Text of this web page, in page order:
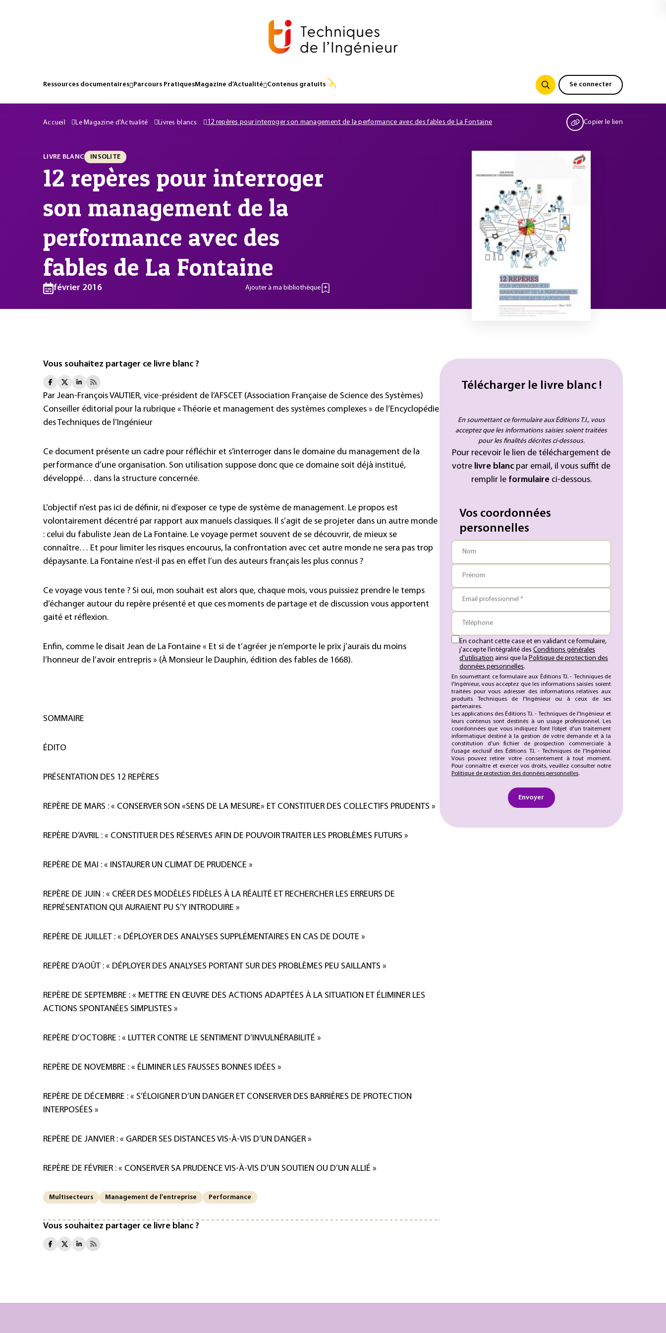
Ressources documentaires Parcours PratiquesMagazine d’Actualité Contenus gratuits Se connecter
Accueil Le Magazine d'Actualité Livres blancs 12 repères pour interroger son management de la performance avec des fables de La Fontaine Copier le lien
LIVRE BLANC INSOLITE
12 repères pour interroger
son management de la
performance avec des
fables de La Fontaine
février 2016 Ajouter à ma bibliothèque
Vous souhaitez partager ce livre blanc ?
Par Jean-François VAUTIER, vice-président de l’AFSCET (Association Française de Science des Systèmes)
Conseiller éditorial pour la rubrique « Théorie et management des systèmes complexes » de l’Encyclopédie
des Techniques de l’Ingénieur
Ce document présente un cadre pour réfléchir et s’interroger dans le domaine du management de la
performance d’une organisation. Son utilisation suppose donc que ce domaine soit déjà institué,
développé… dans la structure concernée.
L’objectif n’est pas ici de définir, ni d’exposer ce type de système de management. Le propos est
volontairement décentré par rapport aux manuels classiques. Il s’agit de se projeter dans un autre monde
: celui du fabuliste Jean de La Fontaine. Le voyage permet souvent de se découvrir, de mieux se
connaître… Et pour limiter les risques encourus, la confrontation avec cet autre monde ne sera pas trop
dépaysante. La Fontaine n’est-il pas en effet l’un des auteurs français les plus connus ?
Ce voyage vous tente ? Si oui, mon souhait est alors que, chaque mois, vous puissiez prendre le temps
d’échanger autour du repère présenté et que ces moments de partage et de discussion vous apportent
gaité et réflexion.
Enfin, comme le disait Jean de La Fontaine « Et si de t’agréer je n’emporte le prix j’aurais du moins
l’honneur de l’avoir entrepris » (À Monsieur le Dauphin, édition des fables de 1668).
SOMMAIRE
ÉDITO
PRÉSENTATION DES 12 REPÈRES
REPÈRE DE MARS : « CONSERVER SON «SENS DE LA MESURE» ET CONSTITUER DES COLLECTIFS PRUDENTS »
REPÈRE D’AVRIL : « CONSTITUER DES RÉSERVES AFIN DE POUVOIR TRAITER LES PROBLÈMES FUTURS »
REPÈRE DE MAI : « INSTAURER UN CLIMAT DE PRUDENCE »
REPÈRE DE JUIN : « CRÉER DES MODÈLES FIDÈLES À LA RÉALITÉ ET RECHERCHER LES ERREURS DE
REPRÉSENTATION QUI AURAIENT PU S’Y INTRODUIRE »
REPÈRE DE JUILLET : « DÉPLOYER DES ANALYSES SUPPLÉMENTAIRES EN CAS DE DOUTE »
REPÈRE D’AOÛT : « DÉPLOYER DES ANALYSES PORTANT SUR DES PROBLÈMES PEU SAILLANTS »
REPÈRE DE SEPTEMBRE : « METTRE EN ŒUVRE DES ACTIONS ADAPTÉES À LA SITUATION ET ÉLIMINER LES
ACTIONS SPONTANÉES SIMPLISTES »
REPÈRE D’OCTOBRE : « LUTTER CONTRE LE SENTIMENT D’INVULNÉRABILITÉ »
REPÈRE DE NOVEMBRE : « ÉLIMINER LES FAUSSES BONNES IDÉES »
REPÈRE DE DÉCEMBRE : « S’ÉLOIGNER D’UN DANGER ET CONSERVER DES BARRIÈRES DE PROTECTION
INTERPOSÉES »
REPÈRE DE JANVIER : « GARDER SES DISTANCES VIS-À-VIS D’UN DANGER »
REPÈRE DE FÉVRIER : « CONSERVER SA PRUDENCE VIS-À-VIS D’UN SOUTIEN OU D’UN ALLIÉ »
Multisecteurs Management de l'entreprise Performance
Vous souhaitez partager ce livre blanc ?
Télécharger le livre blanc !
En soumettant ce formulaire aux Éditions T.I., vous
acceptez que les informations saisies soient traitées
pour les finalités décrites ci-dessous.
Pour recevoir le lien de téléchargement de
votre livre blanc par email, il vous suffit de
remplir le formulaireci-dessous.
Vos coordonnées
personnelles
Nom
Prénom
Email professionnel *
Téléphone
En cochant cette case et en validant ce formulaire,
j'accepte l’intégralité des Conditions générales
d'utilisation ainsi que la Politique de protection des
données personnelles.
En soumettant ce formulaire aux Éditions T.I. - Techniques de
l'Ingénieur, vous acceptez que les informations saisies soient
traitées pour vous adresser des informations relatives aux
produits Techniques de l'Ingénieur ou à ceux de ses
partenaires.
Les applications des Éditions T.I. - Techniques de l'Ingénieur et
leurs contenus sont destinés à un usage professionnel. Les
coordonnées que vous indiquez font l’objet d'un traitement
informatique destiné à la gestion de votre demande et à la
constitution d'un fichier de prospection commerciale à
l’usage exclusif des Éditions T.I. - Techniques de l'Ingénieur.
Vous pouvez retirer votre consentement à tout moment.
Pour connaître et exercer vos droits, veuillez consulter notre
Politique de protection des données personnelles.
Envoyer